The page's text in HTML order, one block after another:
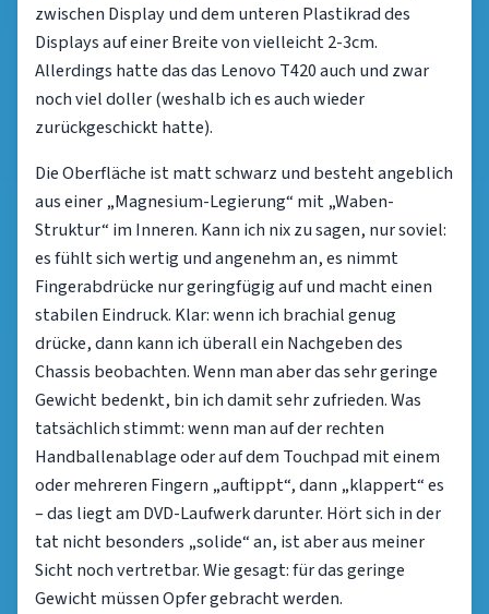
zwischen Display und dem unteren Plastikrad des
Displays auf einer Breite von vielleicht 2-3cm.
Allerdings hatte das das Lenovo T420 auch und zwar
noch viel doller (weshalb ich es auch wieder
zurückgeschickt hatte).
Die Oberfläche ist matt schwarz und besteht angeblich
aus einer „Magnesium-Legierung“ mit „Waben-
Struktur“ im Inneren. Kann ich nix zu sagen, nur soviel:
es fühlt sich wertig und angenehm an, es nimmt
Fingerabdrücke nur geringfügig auf und macht einen
stabilen Eindruck. Klar: wenn ich brachial genug
drücke, dann kann ich überall ein Nachgeben des
Chassis beobachten. Wenn man aber das sehr geringe
Gewicht bedenkt, bin ich damit sehr zufrieden. Was
tatsächlich stimmt: wenn man auf der rechten
Handballenablage oder auf dem Touchpad mit einem
oder mehreren Fingern „auftippt“, dann „klappert“ es
– das liegt am DVD-Laufwerk darunter. Hört sich in der
tat nicht besonders „solide“ an, ist aber aus meiner
Sicht noch vertretbar. Wie gesagt: für das geringe
Gewicht müssen Opfer gebracht werden.